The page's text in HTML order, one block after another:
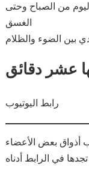
من الصباح وحتى
الغسق
بين الضوء والظلام
عشر دقائق
رابط اليوتيوب
أذواق بعض الأعضاء
تجدها في الرابط أدناه